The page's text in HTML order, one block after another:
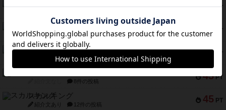
59 PT
PT
キャプテン・フリップ：イスラ・ボンバ
紹介文なし 2件の投稿
46 PT
ガルフストライク
紹介文あり 1件の投稿
45 PT
8件の投稿
45 PT
スカルキング
紹介文あり 12件の投稿